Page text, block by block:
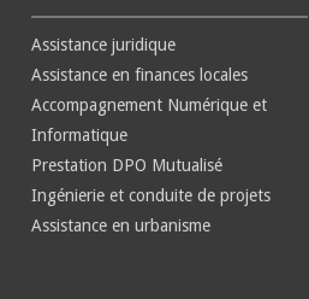
Assistance juridique
Assistance en finances locales
Accompagnement Numérique et
Informatique
Prestation DPO Mutualisé
Ingénierie et conduite de projets
Assistance en urbanisme